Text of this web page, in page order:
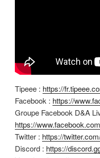
Tipeee : https://
Facebook : https://
Groupe Facebook D&A
https://
Twitter : https://
Discord : https://